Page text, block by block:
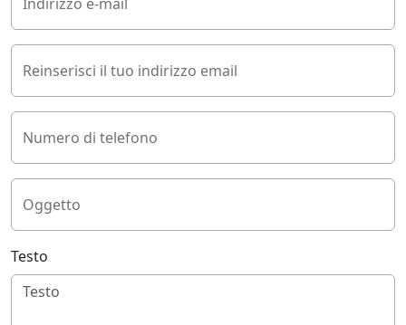
Reinserisci il tuo indirizzo email
Numero di telefono
Oggetto
Testo